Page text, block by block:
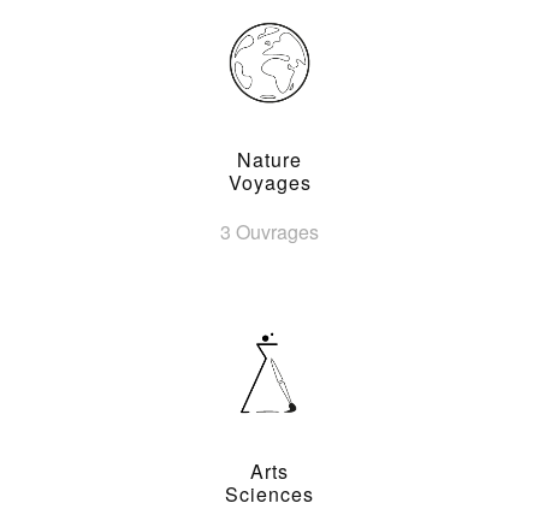
Nature
Voyages
3 Ouvrages
Arts
Sciences